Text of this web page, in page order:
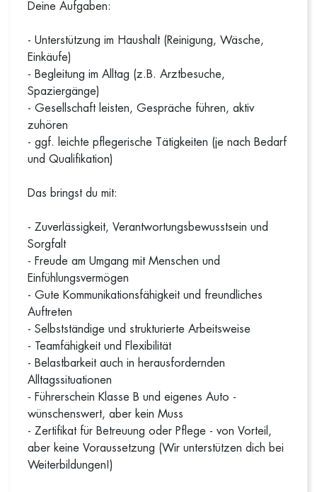
Deine Aufgaben:
- Unterstützung im Haushalt (Reinigung, Wäsche,
Einkäufe)
- Begleitung im Alltag (z.B. Arztbesuche,
Spaziergänge)
- Gesellschaft leisten, Gespräche führen, aktiv
zuhören
- ggf. leichte pflegerische Tätigkeiten (je nach Bedarf
und Qualifikation)
Das bringst du mit:
- Zuverlässigkeit, Verantwortungsbewusstsein und
Sorgfalt
- Freude am Umgang mit Menschen und
Einfühlungsvermögen
- Gute Kommunikationsfähigkeit und freundliches
Auftreten
- Selbstständige und strukturierte Arbeitsweise
- Teamfähigkeit und Flexibilität
- Belastbarkeit auch in herausfordernden
Alltagssituationen
- Führerschein Klasse B und eigenes Auto -
wünschenswert, aber kein Muss
- Zertifikat für Betreuung oder Pflege - von Vorteil,
aber keine Voraussetzung (Wir unterstützen dich bei
Weiterbildungen!)